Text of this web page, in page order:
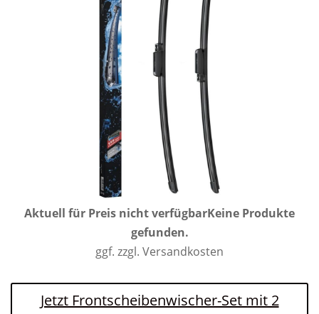
Aktuell für Preis nicht verfügbarKeine Produkte
gefunden.
ggf. zzgl. Versandkosten
Jetzt Frontscheibenwischer-Set mit 2